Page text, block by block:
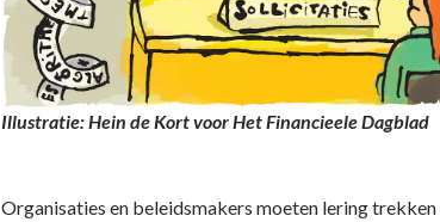
Illustratie: Hein de Kort voor Het Financieele Dagblad
Organisaties en beleidsmakers moeten lering